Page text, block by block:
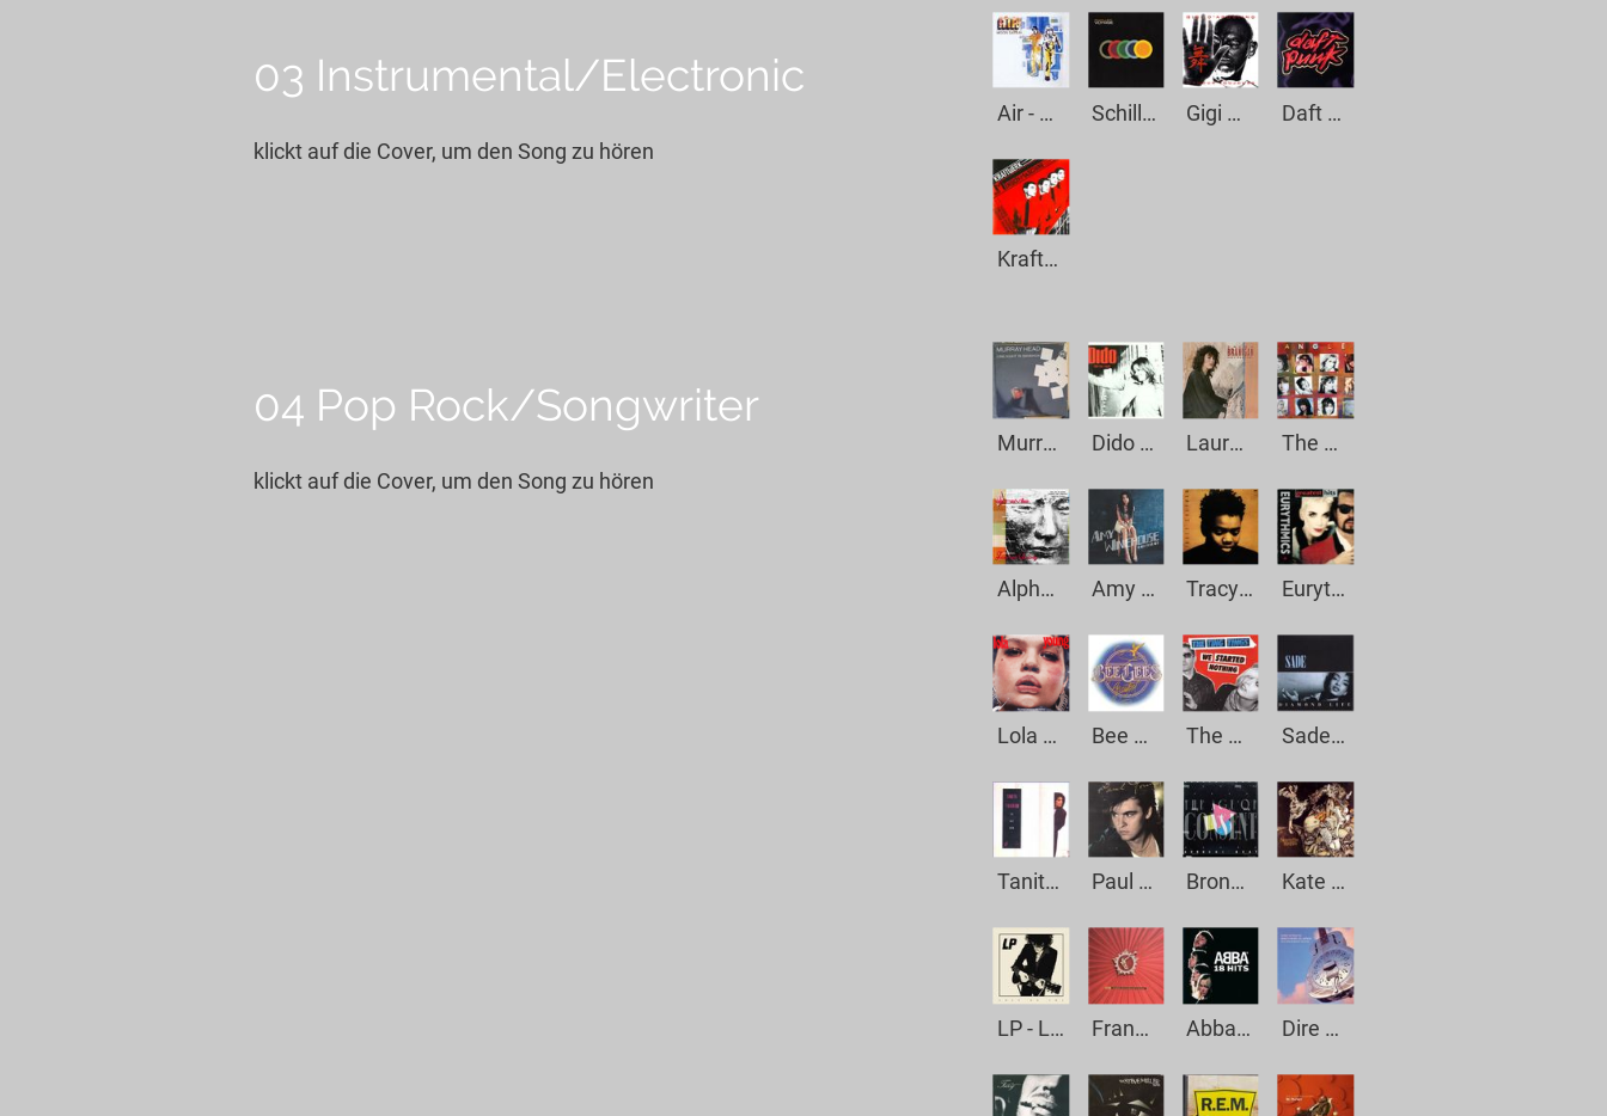
03 Instrumental/Electronic
klickt auf die Cover, um den Song zu hören
Air - Femme D`Argent Schiller - Ein Schöner Tag Gigi D´Agostino - Another Way Daft Punk - Around The World
Kraftwerk - Roboter
04 Pop Rock/Songwriter
klickt auf die Cover, um den Song zu hören
Murray Head - One Night In Bangkok Dido - White Flag Laura Branigan - Self Control The Bangles - Manic Monday
Alphaville - Big In Japan Amy Winehouse - Back To Black Tracy Chapman - Talkin About A Revolution Eurythmics - Sweet Dreams
Lola Young - Messi Bee Gees - Stayin Alive The Ting Tings - That`s Not My Name Sade - Smooth Operator
Tanita Tikaram - Twist In My Sobriety Paul Young - Come Back And Stay Bronski Beat - Smalltown Boy Kate Bush - Babooshka
LP - Lost On You Frankie Goes To Hollywood - Relax Abba - Dancing Queen Dire Straits - Money For Nothing